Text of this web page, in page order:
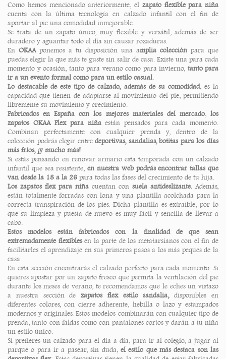
Como hemos mencionado anteriormente, el zapato flexible para niña
cuenta con la última tecnología en calzado infantil con el fin de
aportar al pie una comodidad inmejorable.
Se trata de un zapato único, muy flexible y versátil, además de ser
duradero y aguantar todo el día sin causar rozaduras.
En OKAAponemos a tu disposición una amplia colección para que
puedas elegir la que más te guste sin salir de casa. Existe una para cada
momento y ocasión, tanto para verano como para invierno, tanto para
ir a un evento formal como para un estilo casual
Lo destacable de este tipo de calzado, además de su comodidad, es la
capacidad que tienen de adaptarse al movimiento del pie, permitiendo
libremente su movimiento y crecimiento.
Fabricados en España con los mejores materiales del mercado,los
zapatos OKAA Flex para niñaestán pensados para cada momento.
Combinan perfectamente con cualquier prenda y, dentro de la
colección podrás elegir entredeportivas, sandalias, botitas para los días
más fríos, ¡y mucho más!
Si estás pensando en renovar armario esta temporada con un calzado
infantil que sea resistente,en nuestra web podrás encontrar tallas que
van desde la 18 a la 26 para todas las fases del crecimiento de tu hija.
Los zapatos flex para niña cuentan con suela antideslizante. Además,
están totalmente forradas con lona y una plantilla acolchada para la
correcta transpiración de los pies. Dicha plantilla es extraíble, por lo
que su limpieza y puesta de nuevo es muy fácil y sencilla de llevar a
cabo.
Estos modelos están fabricados con la finalidad de que sean
extremadamente flexiblesen la parte de los metatarsianos con el fin de
facilitarles el aprendizaje en sus primeros pasos a los más peques de la
casa
En esta sección encontrarás el calzado perfecto para cada momento. Si
quieres apostar por un zapato fresco que permita la ventilación del pie
durante los meses de verano, te recomendamos que le eches un vistazo
a nuestra sección de zapatos flex estilo sandalia,disponibles en
diferentes colores, con cierre adherente, hebilla o lazo y estampados
modernos y originales. Estos modelos combinarán con cualquier tipo de
prenda, tanto con faldas como con pantalones cortos y darán a tu niña
un estilo único.
Si prefieres un calzado para el día a día, para ir al colegio, a jugar al
parque o para ir a pasear, sin duda, el estilo que más destaca son las